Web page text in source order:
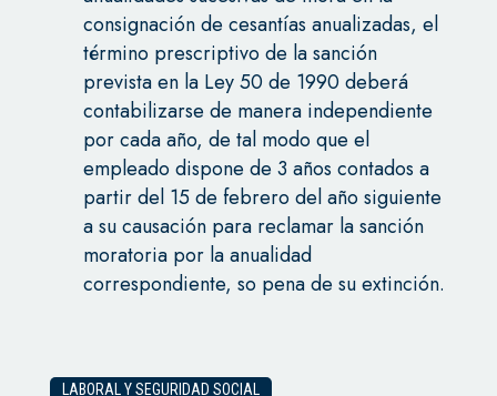
consignación de cesantías anualizadas, el
término prescriptivo de la sanción
prevista en la Ley 50 de 1990 deberá
contabilizarse de manera independiente
por cada año, de tal modo que el
empleado dispone de 3 años contados a
partir del 15 de febrero del año siguiente
a su causación para reclamar la sanción
moratoria por la anualidad
correspondiente, so pena de su extinción.
LABORAL Y SEGURIDAD SOCIAL